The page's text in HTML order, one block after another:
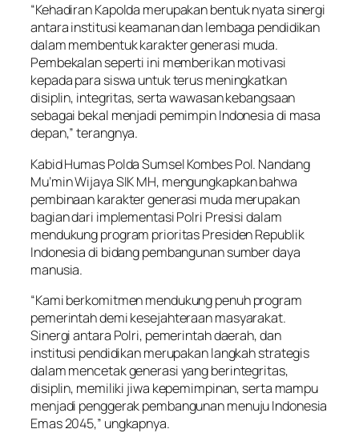
“Kehadiran Kapolda merupakan bentuk nyata sinergi
antara institusi keamanan dan lembaga pendidikan
dalam membentuk karakter generasi muda.
Pembekalan seperti ini memberikan motivasi
kepada para siswa untuk terus meningkatkan
disiplin, integritas, serta wawasan kebangsaan
sebagai bekal menjadi pemimpin Indonesia di masa
depan,” terangnya.
Kabid Humas Polda Sumsel Kombes Pol. Nandang
Mu’min Wijaya SIK MH, mengungkapkan bahwa
pembinaan karakter generasi muda merupakan
bagian dari implementasi Polri Presisi dalam
mendukung program prioritas Presiden Republik
Indonesia di bidang pembangunan sumber daya
manusia.
“Kami berkomitmen mendukung penuh program
pemerintah demi kesejahteraan masyarakat.
Sinergi antara Polri, pemerintah daerah, dan
institusi pendidikan merupakan langkah strategis
dalam mencetak generasi yang berintegritas,
disiplin, memiliki jiwa kepemimpinan, serta mampu
menjadi penggerak pembangunan menuju Indonesia
Emas 2045,” ungkapnya.